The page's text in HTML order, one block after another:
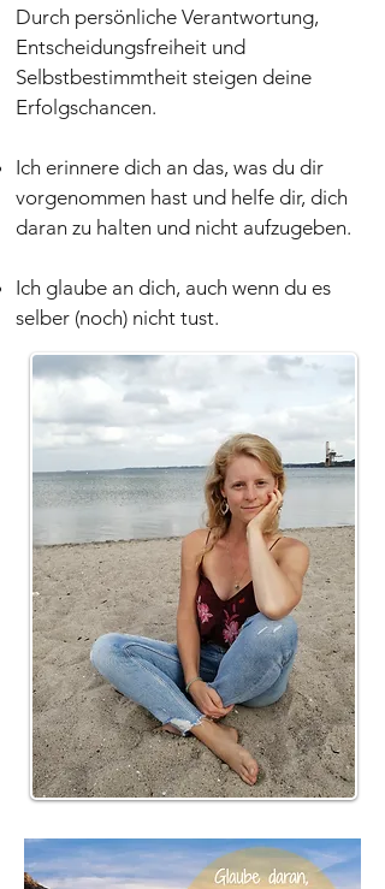
Durch persönliche Verantwortung,
Entscheidungsfreiheit und
Selbstbestimmtheit steigen deine
Erfolgschancen.
Ich erinnere dich an das, was du dir
vorgenommen hast und helfe dir, dich
daran zu halten und nicht aufzugeben.
Ich glaube an dich, auch wenn du es
selber (noch) nicht tust.